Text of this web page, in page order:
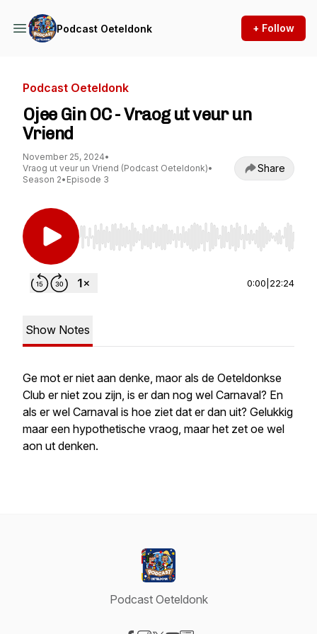
Podcast Oeteldonk + Follow
Podcast Oeteldonk
Ojee Gin OC - Vraog ut veur un
Vriend
November 25, 2024•
Vraog ut veur un Vriend (Podcast Oeteldonk)•
Season 2• Episode 3
Share
Use Left/Right to seek, Home/End to jump to
0:00 22:24
Show Notes
Ge mot er niet aan denke, maor als de Oeteldonkse
Club er niet zou zijn, is er dan nog wel Carnaval? En
als er wel Carnaval is hoe ziet dat er dan uit? Gelukkig
maar een hypothetische vraog, maar het zet oe wel
aon ut denken.
Podcast Oeteldonk